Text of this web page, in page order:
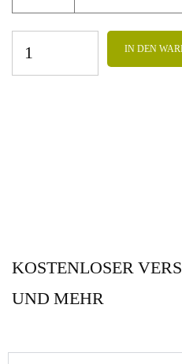
IN DEN
KOSTENLOSER
UND MEHR